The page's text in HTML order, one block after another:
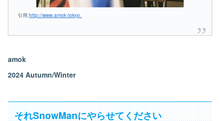
引用:http://www.amok-tokyo.
amok
2024 Autumn/Winter
それSnowManにやらせてください